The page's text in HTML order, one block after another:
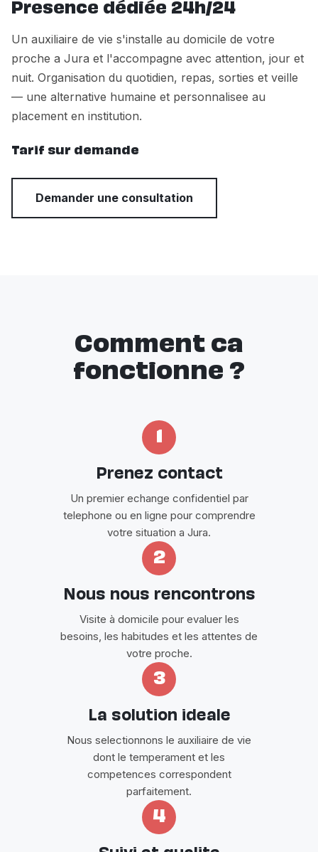
Presence dédiée 24h/24
Un auxiliaire de vie s'installe au domicile de votre
proche a Jura et l'accompagne avec attention, jour et
nuit. Organisation du quotidien, repas, sorties et veille
— une alternative humaine et personnalisee au
placement en institution.
Tarif sur demande
Demander une consultation
Comment ca
fonctionne ?
Prenez contact
Un premier echange confidentiel par
telephone ou en ligne pour comprendre
votre situation a Jura.
2
Nous nous rencontrons
Visite à domicile pour evaluer les
besoins, les habitudes et les attentes de
votre proche.
3
La solution ideale
Nous selectionnons le auxiliaire de vie
dont le temperament et les
competences correspondent
parfaitement.
4